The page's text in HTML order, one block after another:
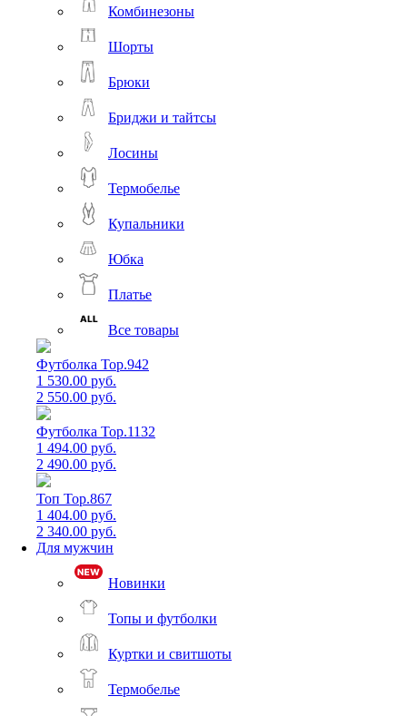
Комбинезоны
Шорты
Брюки
Бриджи и тайтсы
Лосины
Термобелье
Купальники
Юбка
Платье
Все товары
Футболка Top.942
1 530.00 руб.
2 550.00 руб.
Футболка Top.1132
1 494.00 руб.
2 490.00 руб.
Топ Top.867
1 404.00 руб.
2 340.00 руб.
Для мужчин
Новинки
Топы и футболки
Куртки и свитшоты
Термобелье